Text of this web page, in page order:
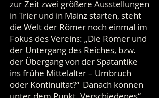
zur Zeit zwei größere Ausstellungen
in Trier und in Mainz starten, steht
die Welt der Römer noch einmal im
Fokus des Vereins: „Die Römer und
der Untergang des Reiches, bzw.
der Übergang von der Spätantike
ins frühe Mittelalter – Umbruch
oder Kontinuität?“ Danach können